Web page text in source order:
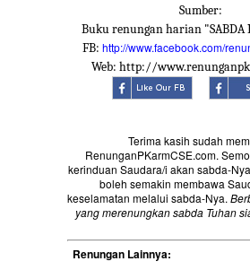
Sumber:
Buku renungan harian "SABDA
FB: http://www.facebook.com/
Web: http://
Terima kasih sudah
RenunganPKarmCSE.com.
kerinduan Saudara/i akan sabda-
boleh semakin membawa
keselamatan melalui sabda-Nya.
yang merenungkan sabda Tuhan
Renungan Lainnya: